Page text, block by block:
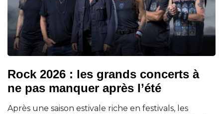
Rock 2026 : les grands concerts à
ne pas manquer après l’été
Après une saison estivale riche en festivals, les